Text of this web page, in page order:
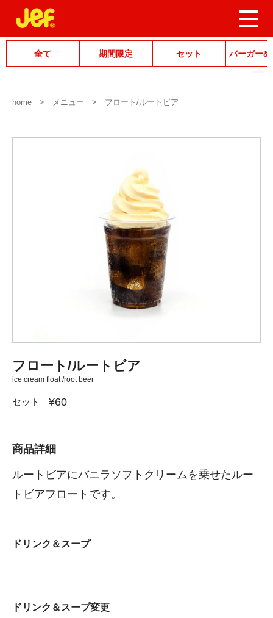
全て 期間限定 セット バーガー&
home メニュー フロート/ルートビア
フロート/ルートビア
ice cream float /root beer
セット ¥60
商品詳細
ルートビアにバニラソフトクリームを乗せたルー
トビアフロートです。
ドリンク＆スープ
ドリンク＆スープ変更